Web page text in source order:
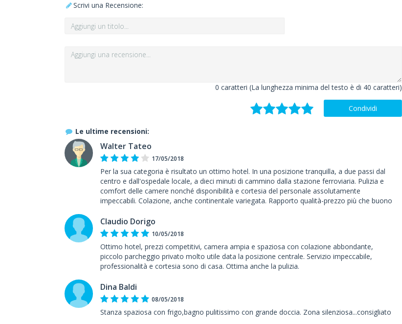
Scrivi una Recensione:
0 caratteri (La lunghezza minima del testo è di 40 caratteri)
Condividi
Le ultime recensioni:
Walter Tateo
17/05/2018
Per la sua categoria è risultato un ottimo hotel. In una posizione tranquilla, a due passi dal
centro e dall'ospedale locale, a dieci minuti di cammino dalla stazione ferroviaria. Pulizia e
comfort delle camere nonché disponibilità e cortesia del personale assolutamente
impeccabili. Colazione, anche continentale variegata. Rapporto qualità-prezzo più che buono
Claudio Dorigo
10/05/2018
Ottimo hotel, prezzi competitivi, camera ampia e spaziosa con colazione abbondante,
piccolo parcheggio privato molto utile data la posizione centrale. Servizio impeccabile,
professionalità e cortesia sono di casa. Ottima anche la pulizia.
Dina Baldi
08/05/2018
Stanza spaziosa con frigo,bagno pulitissimo con grande doccia. Zona silenziosa...consigliato